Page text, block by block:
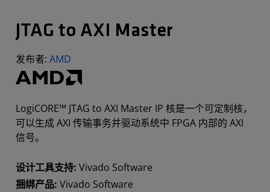
JTAG to AXI Master
发布者: AMD
LogiCORE™ JTAG to AXI Master IP 核是一个可定制核，
可以生成 AXI 传输事务并驱动系统中 FPGA 内部的 AXI
信号。
设计工具支持: Vivado Software
捆绑产品: Vivado Software